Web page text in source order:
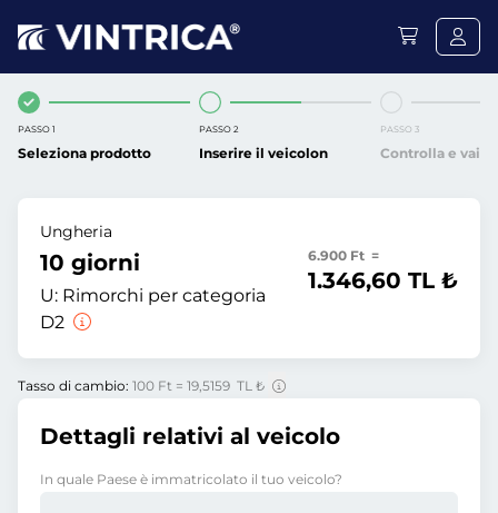
PASSO 1
Seleziona prodotto
PASSO 2
Inserire il veicolon
PASSO 3
Controlla e vai
Ungheria
10 giorni
U: Rimorchi per categoria
D2
6.900 Ft =
1.346,60 TL ₺
Tasso di cambio: 100 Ft = 19,5159 TL ₺
Dettagli relativi al veicolo
In quale Paese è immatricolato il tuo veicolo?